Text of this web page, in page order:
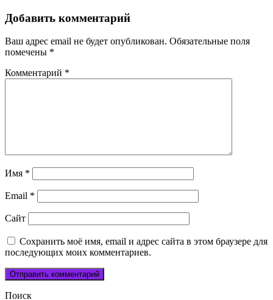
Добавить комментарий
Ваш адрес email не будет опубликован. Обязательные поля
помечены *
Комментарий *
Имя *
Email *
Сайт
Сохранить моё имя, email и адрес сайта в этом браузере для
последующих моих комментариев.
Поиск